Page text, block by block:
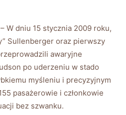
– W dniu 15 stycznia 2009 roku,
‌Sullenberger oraz pierwszy
awaryjne‌
po uderzeniu w⁢ stado
myśleniu i⁤ precyzyjnym
pasażerowie i ⁤członkowie
bez szwanku.